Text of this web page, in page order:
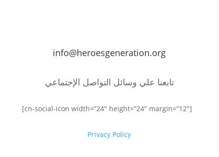
info@heroesgeneration.org
تابعنا علي وسائل التواصل الإجتماعي
[cn-social-icon width=”24″ height=”24″ margin=”12″]
Privacy Policy